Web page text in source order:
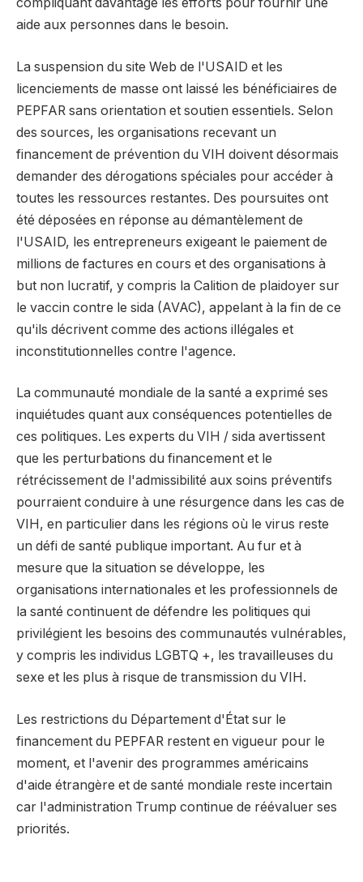
compliquant davantage les efforts pour fournir une
aide aux personnes dans le besoin.
La suspension du site Web de l'USAID et les
licenciements de masse ont laissé les bénéficiaires de
PEPFAR sans orientation et soutien essentiels. Selon
des sources, les organisations recevant un
financement de prévention du VIH doivent désormais
demander des dérogations spéciales pour accéder à
toutes les ressources restantes. Des poursuites ont
été déposées en réponse au démantèlement de
l'USAID, les entrepreneurs exigeant le paiement de
millions de factures en cours et des organisations à
but non lucratif, y compris la Calition de plaidoyer sur
le vaccin contre le sida (AVAC), appelant à la fin de ce
qu'ils décrivent comme des actions illégales et
inconstitutionnelles contre l'agence.
La communauté mondiale de la santé a exprimé ses
inquiétudes quant aux conséquences potentielles de
ces politiques. Les experts du VIH / sida avertissent
que les perturbations du financement et le
rétrécissement de l'admissibilité aux soins préventifs
pourraient conduire à une résurgence dans les cas de
VIH, en particulier dans les régions où le virus reste
un défi de santé publique important. Au fur et à
mesure que la situation se développe, les
organisations internationales et les professionnels de
la santé continuent de défendre les politiques qui
privilégient les besoins des communautés vulnérables,
y compris les individus LGBTQ +, les travailleuses du
sexe et les plus à risque de transmission du VIH.
Les restrictions du Département d'État sur le
financement du PEPFAR restent en vigueur pour le
moment, et l'avenir des programmes américains
d'aide étrangère et de santé mondiale reste incertain
car l'administration Trump continue de réévaluer ses
priorités.